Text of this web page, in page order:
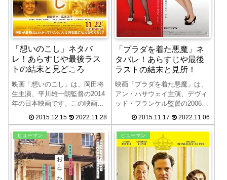
「想いのこし」ネタバ
レ！あらすじや最後ラス
トの結末と見どころ
映画「想いのこし」は、岡田将
生主演、平川雄一朗監督の2014
年の日本映画です。この映画
「想いのこし」のネタバレ、あ
らすじや最後ラストの結末、見
所について紹介します。この世
に想いを残して去る者と残され
て生きていく者のまじわりを描
く「想いのこし」をお楽しみく
ださい。原作は岡本貴也の小説
2015.12.15 2022.11.28
「プラダを着た悪魔」ネ
タバレ！あらすじや最後
ラストの結末と見所！
映画「プラダを着た悪魔」は、
アン・ハサウェイ主演、デヴィ
ッド・フランケル監督の2006年
のアメリカ映画です。この映画
「プラダを着た悪魔」のネタバ
レ、あらすじや最後ラストの結
末、見所について紹介します。
鬼編集長の下、恋と仕事に迷い
ながら突き進むヒロインを軽や
かに描く「プラダを着た悪魔」
2015.11.17 2022.11.06
ヒューマン ヒューマン